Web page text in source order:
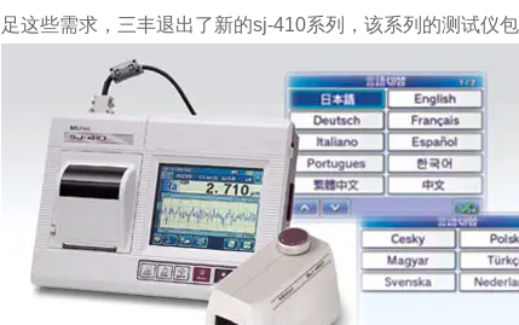
足这些需求，三丰退出了新的sj-410系列，该系列的测试仪